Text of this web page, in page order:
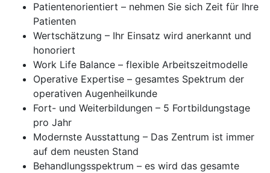
Patientenorientiert – nehmen Sie sich Zeit für Ihre
Patienten
Wertschätzung – Ihr Einsatz wird anerkannt und
honoriert
Work Life Balance – flexible Arbeitszeitmodelle
Operative Expertise – gesamtes Spektrum der
operativen Augenheilkunde
Fort- und Weiterbildungen – 5 Fortbildungstage
pro Jahr
Modernste Ausstattung – Das Zentrum ist immer
auf dem neusten Stand
Behandlungsspektrum – es wird das gesamte